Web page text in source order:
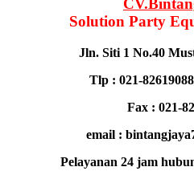
Solution Party
Jln. Siti 1 No.40
Tlp : 021-
Fax : 021-
email :
Pelayanan 24 jam